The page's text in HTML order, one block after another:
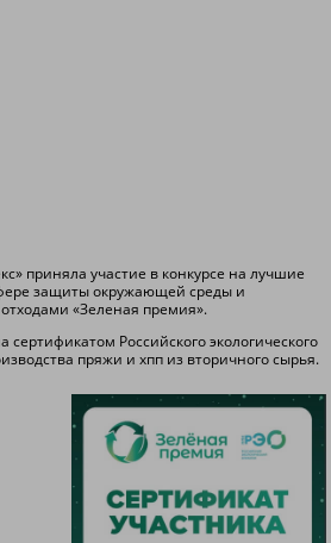
приняла участие в конкурсе на лучшие
защиты окружающей среды и
«Зеленая премия».
Российского экологического
пряжи и хпп из вторичного сырья.